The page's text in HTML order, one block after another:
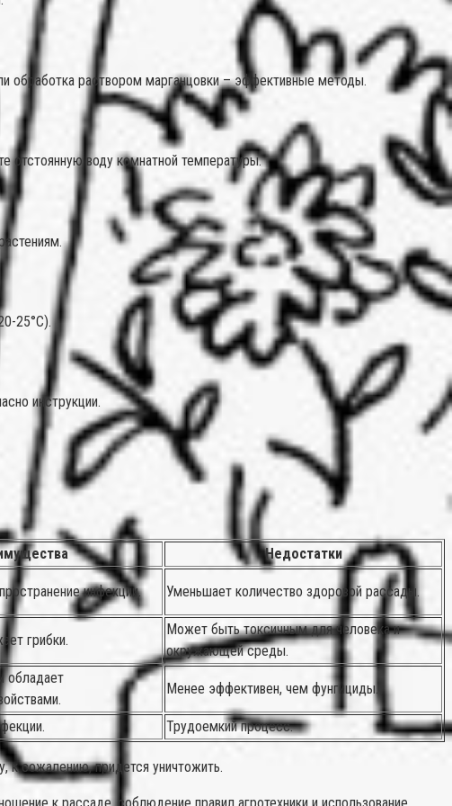
обработка раствором марганцовки – эффективные методы.
отстоянную воду комнатной температуры.
25°C).
инструкции.
Недостатки
инфекции. Уменьшает количество здоровой рассады.
грибки.
Может быть токсичным для человека и
окружающей среды.
обладает
Менее эффективен, чем фунгициды.
Трудоемкий процесс.
к сожалению, придется уничтожить.